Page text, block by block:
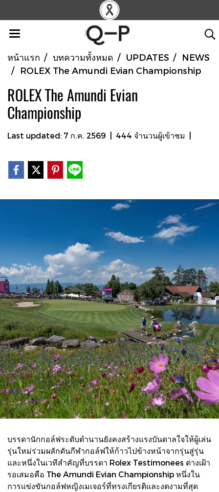
หน้าแรก บทความทั้งหมด UPDATES
NEWS
ROLEX The Amundi Evian Championship
ROLEX The Amundi Evian
Championship
Last updated: 7 ก.ค. 2569 444 จำนวนผู้เข้าชม
บรรดานักกอล์ฟระดับตำนานยังคงสร้างแรงบันดาลใจให้ผู้เล่น
รุ่นใหม่ร่วมผลักดันกีฬากอล์ฟให้ก้าวไปข้างหน้าจากรุ่นสู่รุ่น
และหนึ่งในเวทีสำคัญที่บรรดา Rolex Testimonees ต่างเฝ้า
รอเสมอคือ The Amundi Evian Championship หนึ่งใน
การแข่งขันกอล์ฟหญิงเมเจอร์ที่ทรงเกียรติและงดงามที่สุด